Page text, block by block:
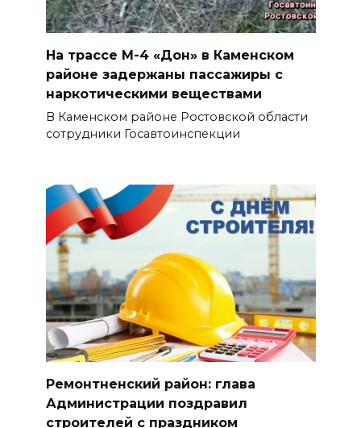
На трассе М-4 «Дон» в Каменском
районе задержаны пассажиры с
наркотическими веществами
В Каменском районе Ростовской области
сотрудники Госавтоинспекции
Ремонтненский район: глава
Администрации поздравил
строителей с праздником